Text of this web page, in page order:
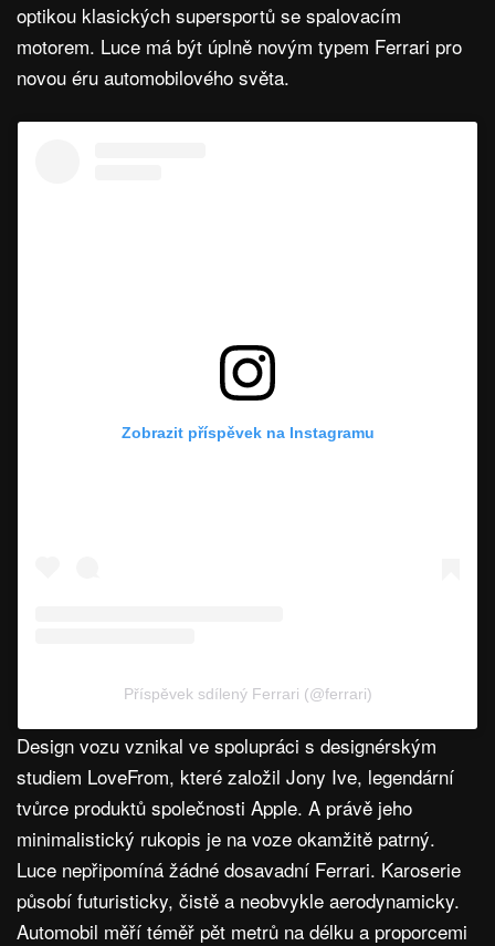
optikou klasických supersportů se spalovacím
motorem. Luce má být úplně novým typem Ferrari pro
novou éru automobilového světa.
Zobrazit příspěvek na Instagramu
Příspěvek sdílený Ferrari (@ferrari)
Design vozu vznikal ve spolupráci s designérským
studiem LoveFrom, které založil Jony Ive, legendární
tvůrce produktů společnosti Apple. A právě jeho
minimalistický rukopis je na voze okamžitě patrný.
Luce nepřipomíná žádné dosavadní Ferrari. Karoserie
působí futuristicky, čistě a neobvykle aerodynamicky.
Automobil měří téměř pět metrů na délku a proporcemi